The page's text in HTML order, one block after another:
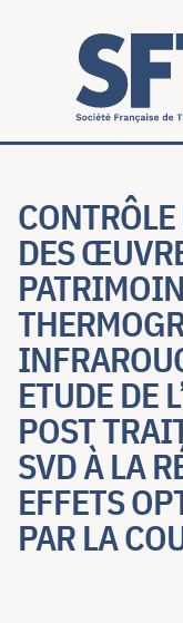
Skip to main content
DES
ETUDE DE
POST
SVD À LA
EFFETS
AR LA